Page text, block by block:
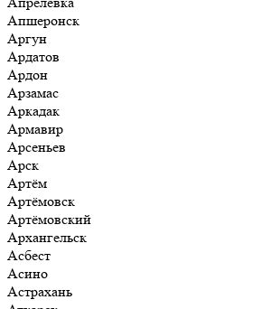
Апшеронск
Аргун
Ардатов
Ардон
Арзамас
Аркадак
Армавир
Арсеньев
Арск
Артём
Артёмовск
Артёмовский
Архангельск
Асбест
Асино
Астрахань